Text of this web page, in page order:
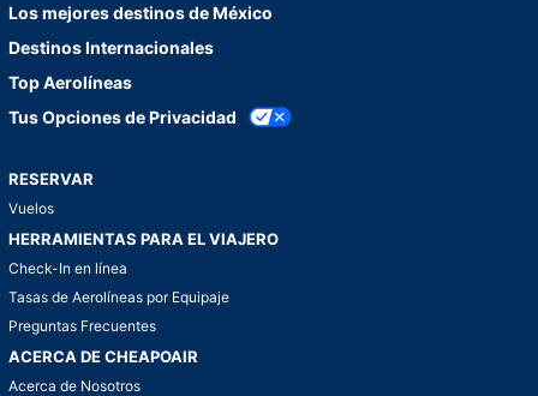
Los mejores destinos de México
Destinos Internacionales
Top Aerolíneas
Tus Opciones de Privacidad
RESERVAR
Vuelos
HERRAMIENTAS PARA EL VIAJERO
Check-In en línea
Tasas de Aerolíneas por Equipaje
Preguntas Frecuentes
ACERCA DE CHEAPOAIR
Acerca de Nosotros